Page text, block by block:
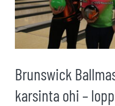
Brunswick
karsinta ohi –